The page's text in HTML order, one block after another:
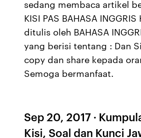
sedang membaca artikel
KISI PAS BAHASA INGGRIS
ditulis oleh BAHASA
yang berisi tentang : Dan
copy dan share kepada
Semoga bermanfaat.
Sep 20, 2017 ·
Kisi, Soal dan Kunci